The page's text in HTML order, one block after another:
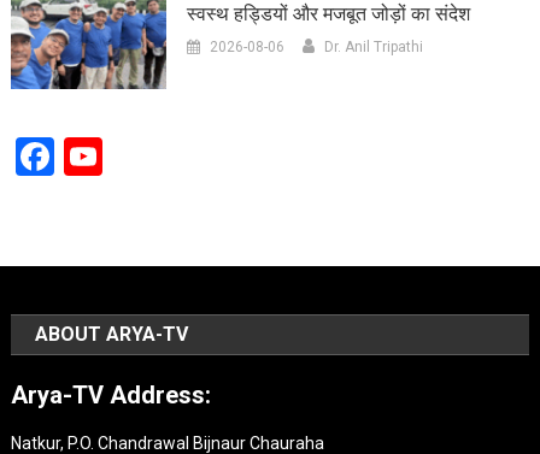
स्वस्थ हड्डियों और मजबूत जोड़ों का संदेश
2026-08-06 Dr. Anil Tripathi
Facebook
YouTube
ABOUT ARYA-TV
Arya-TV Address:
Natkur, P.O. Chandrawal Bijnaur Chauraha